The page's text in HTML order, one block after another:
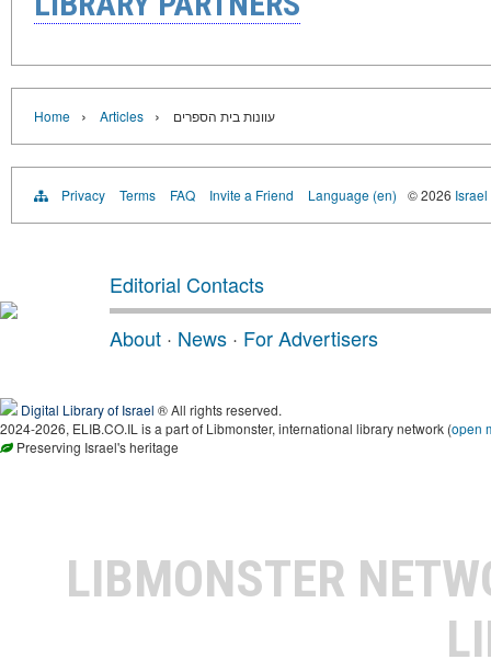
Home › Articles › עוונות בית הספרים
Privacy Terms FAQ Invite a Friend Language (en) © 2026
Editorial Contacts
About · News · For Advertisers
Digital Library of Israel ® All rights reserved.
2024-2026, ELIB.CO.IL is a part of Libmonster, international library network (open
Preserving Israel's heritage
LIBMONSTER